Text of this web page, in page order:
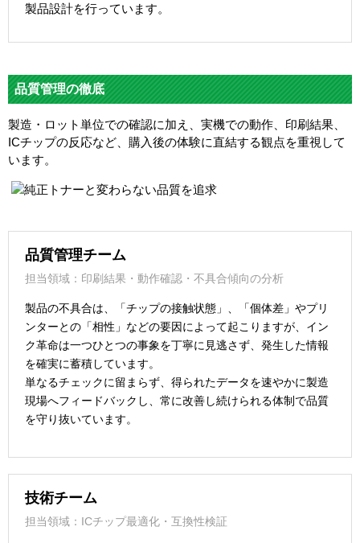
製品設計を行っています。
品質管理の徹底
製造・ロット単位での確認に加え、実機での動作、印刷結果、
ICチップの反応など、購入後の体験に直結する観点を重視して
います。
品質管理チーム
担当領域：印刷結果・動作確認・不具合傾向の分析
製品の不具合は、「チップの接触状態」、「個体差」やプリ
ンターとの「相性」などの要因によって起こりますが、イン
ク革命は一つひとつの事象を丁寧に見逃さず、発生した情報
を確実に蓄積しています。
単なるチェックに留まらず、得られたデータを速やかに製造
現場へフィードバックし、常に改善し続けられる体制で品質
を守り抜いています。
技術チーム
担当領域：ICチップ最適化・互換性検証